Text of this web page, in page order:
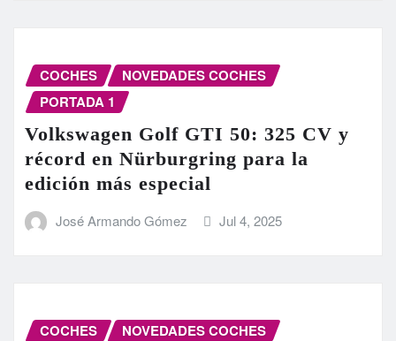
COCHES
NOVEDADES COCHES
PORTADA 1
Volkswagen Golf GTI 50: 325 CV y
récord en Nürburgring para la
edición más especial
José Armando Gómez Jul 4, 2025
COCHES
NOVEDADES COCHES